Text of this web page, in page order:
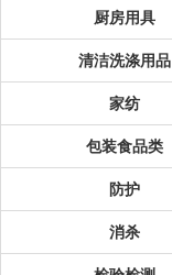
厨房用具
清洁洗涤用品
家纺
包装食品类
防护
消杀